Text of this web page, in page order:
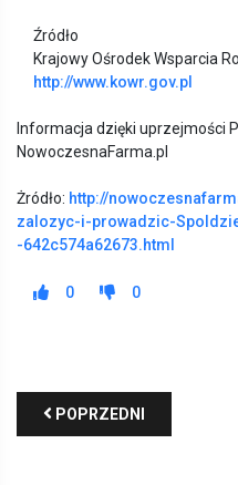
Źródło
Krajowy Ośrodek Wsparcia
http://www.kowr.gov.pl
Informacja dzięki uprzejmości
NowoczesnaFarma.pl
Żródło: http://
zalozyc-i-prowadzic-
-642c574a62673.html
0 0
POPRZEDNI